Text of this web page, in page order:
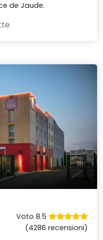
de Jaude.
Voto 8.5
(4286 recensioni)